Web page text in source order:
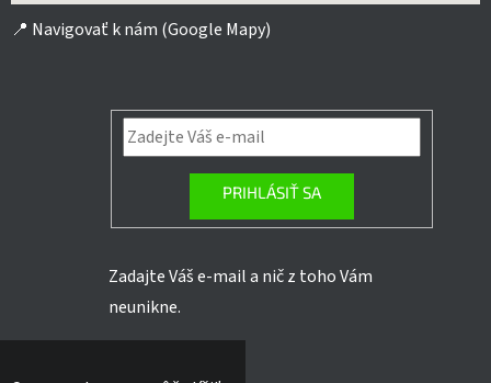
📍 Navigovať k nám (Google Mapy)
PRIHLÁSIŤ SA
Zadajte Váš e-mail a nič z toho Vám
neunikne.